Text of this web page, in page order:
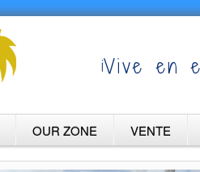
¡Vive en
OUR ZONE VENTE